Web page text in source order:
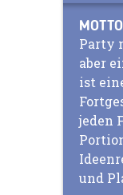
Party
aber
ist
jeden
und